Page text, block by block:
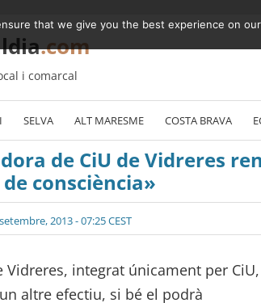
.com
i comarcal
SELVA ALT MARESME COSTA BRAVA
de CiU de Vidreres
consciència»
2013 - 07:25 CEST
Vidreres, integrat únicament per
altre efectiu, si bé el podrà
that we give you the best experience on